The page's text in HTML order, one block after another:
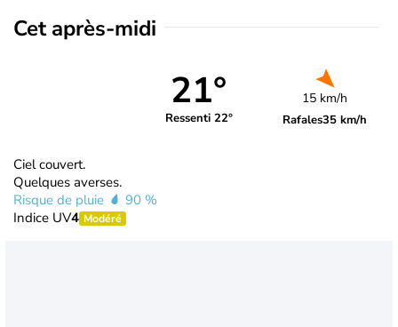
Cet après-midi
21°
Ressenti 22°
15 km/h
Rafales35 km/h
Ciel couvert.
Quelques averses.
Risque de pluie
90 %
Indice UV4 Modéré